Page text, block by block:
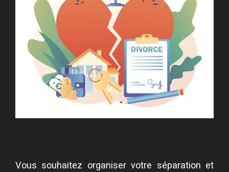
Vous souhaitez organiser votre séparation et